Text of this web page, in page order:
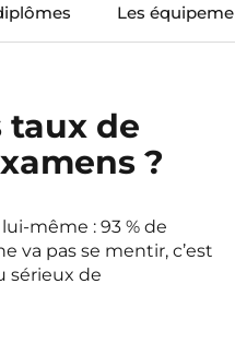
Les
taux de
?
même : 93 % de
va pas se mentir, c’est
sérieux de